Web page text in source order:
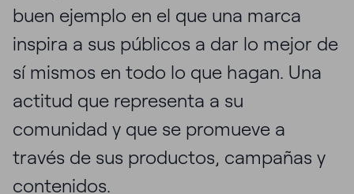
buen ejemplo en el que una marca
inspira a sus públicos a dar lo mejor de
sí mismos en todo lo que hagan. Una
actitud que representa a su
comunidad y que se promueve a
través de sus productos, campañas y
contenidos.